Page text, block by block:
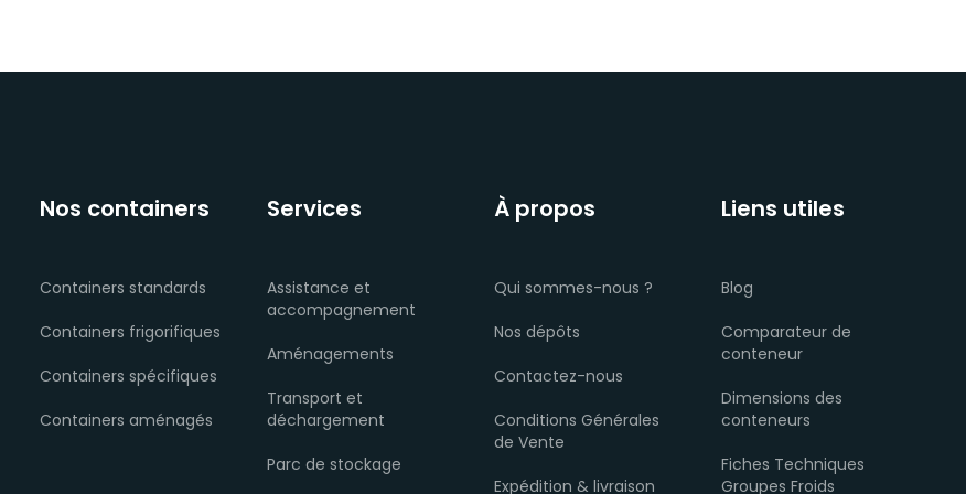
Nos containers
Containers standards
Containers frigorifiques
Containers spécifiques
Containers aménagés
Services
Assistance et
accompagnement
Aménagements
Transport et
déchargement
Parc de stockage
À propos
Qui sommes-nous ?
Nos dépôts
Contactez-nous
Conditions Générales
de Vente
Expédition & livraison
Liens utiles
Blog
Comparateur de
conteneur
Dimensions des
conteneurs
Fiches Techniques
Groupes Froids